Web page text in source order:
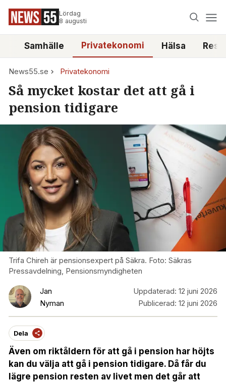
Lördag
8 augusti
Samhälle Privatekonomi Hälsa
News55.se Privatekonomi
Så mycket kostar det att gå i
pension tidigare
Trifa Chireh är pensionsexpert på Säkra. Foto: Säkras
Pressavdelning, Pensionsmyndigheten
Jan
Nyman
Uppdaterad: 12 juni 2026
Publicerad: 12 juni 2026
Dela
Även om riktåldern för att gå i pension har höjts
kan du välja att gå i pension tidigare. Då får du
lägre pension resten av livet men det går att